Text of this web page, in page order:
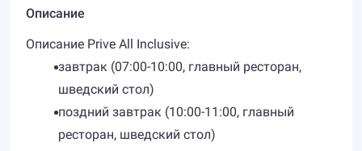
Описание
Описание Prive All Inclusive:
завтрак (07:00-10:00, главный ресторан,
шведский стол)
поздний завтрак (10:00-11:00, главный
ресторан, шведский стол)